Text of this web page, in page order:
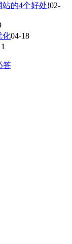
的4个好处!02-
化04-18
答